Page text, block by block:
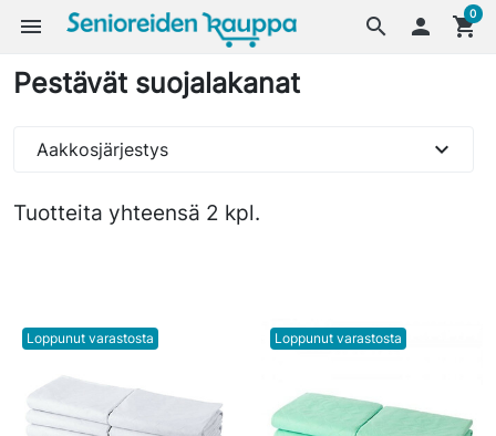
search
menu  shopping_cart
0
Pestävät suojalakanat
Tuotteita yhteensä 2 kpl.
Aakkosjärjestys expand_more
Loppunut varastosta Loppunut varastosta